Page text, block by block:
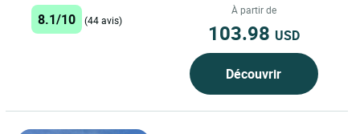
joyau caché au...
8.1/10 (44 avis)
À partir de
103.98 USD
Découvrir